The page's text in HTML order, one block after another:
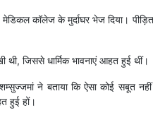
मेडिकल कॉलेज के मुर्दाघर भेज दिया।
थी, जिससे धार्मिक भावनाएं आहत हुई थीं।
ने बताया कि ऐसा कोई सबूत
हुई हों।